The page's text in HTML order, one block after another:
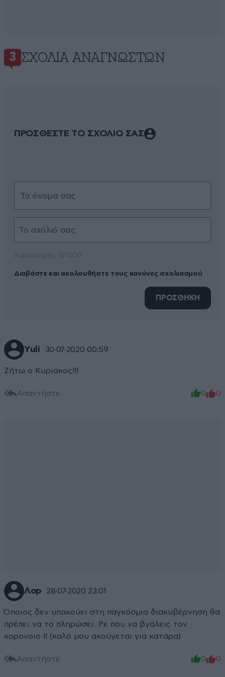
3 ΣΧΌΛΙΑ ΑΝΑΓΝΩΣΤΏΝ
ΠΡΟΣΘΕΣΤΕ ΤΟ ΣΧΟΛΙΟ ΣΑΣ
Διαβάστε και ακολουθήστε τους κανόνες σχολιασμού
ΠΡΟΣΘΗΚΗ
Yuli 30·07·2020 00:59
Ζήτω ο Κυριάκος!!!
Απαντήστε 0 0
Λοp 28·07·2020 23:01
Όποιος δεν υπακούει στη παγκόσμια διακυβέρνηση θα
πρέπει να το πληρώσει. Ρε που να βγάλεις τον
κορονοιο !! (καλό μου ακούγεται για κατάρα)
Απαντήστε 0 0